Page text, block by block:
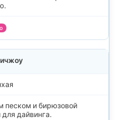
песком и бирюзовой
для дайвинга.